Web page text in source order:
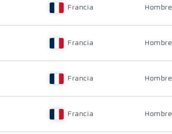
Francia Hombre
Francia Hombre
Francia Hombre
Francia Hombre